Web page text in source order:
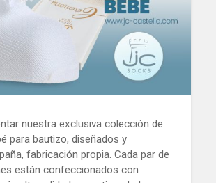
nuestra exclusiva colección de
para bautizo, diseñados y
fabricación propia. Cada par de
están confeccionados con